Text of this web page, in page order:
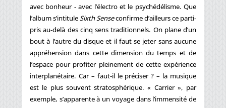
avec bonheur - avec l’électro et le psychédélisme. Que
l’album s’intituleSixth Senseconfirme d’ailleurs ce parti-
pris au-delà des cinq sens traditionnels. On plane d’un
bout à l’autre du disque et il faut se jeter sans aucune
appréhension dans cette dimension du temps et de
l’espace pour profiter pleinement de cette expérience
interplanétaire. Car – faut-il le préciser ? – la musique
est le plus souvent stratosphérique. « Carrier », par
exemple, s’apparente à un voyage dans l’immensité de